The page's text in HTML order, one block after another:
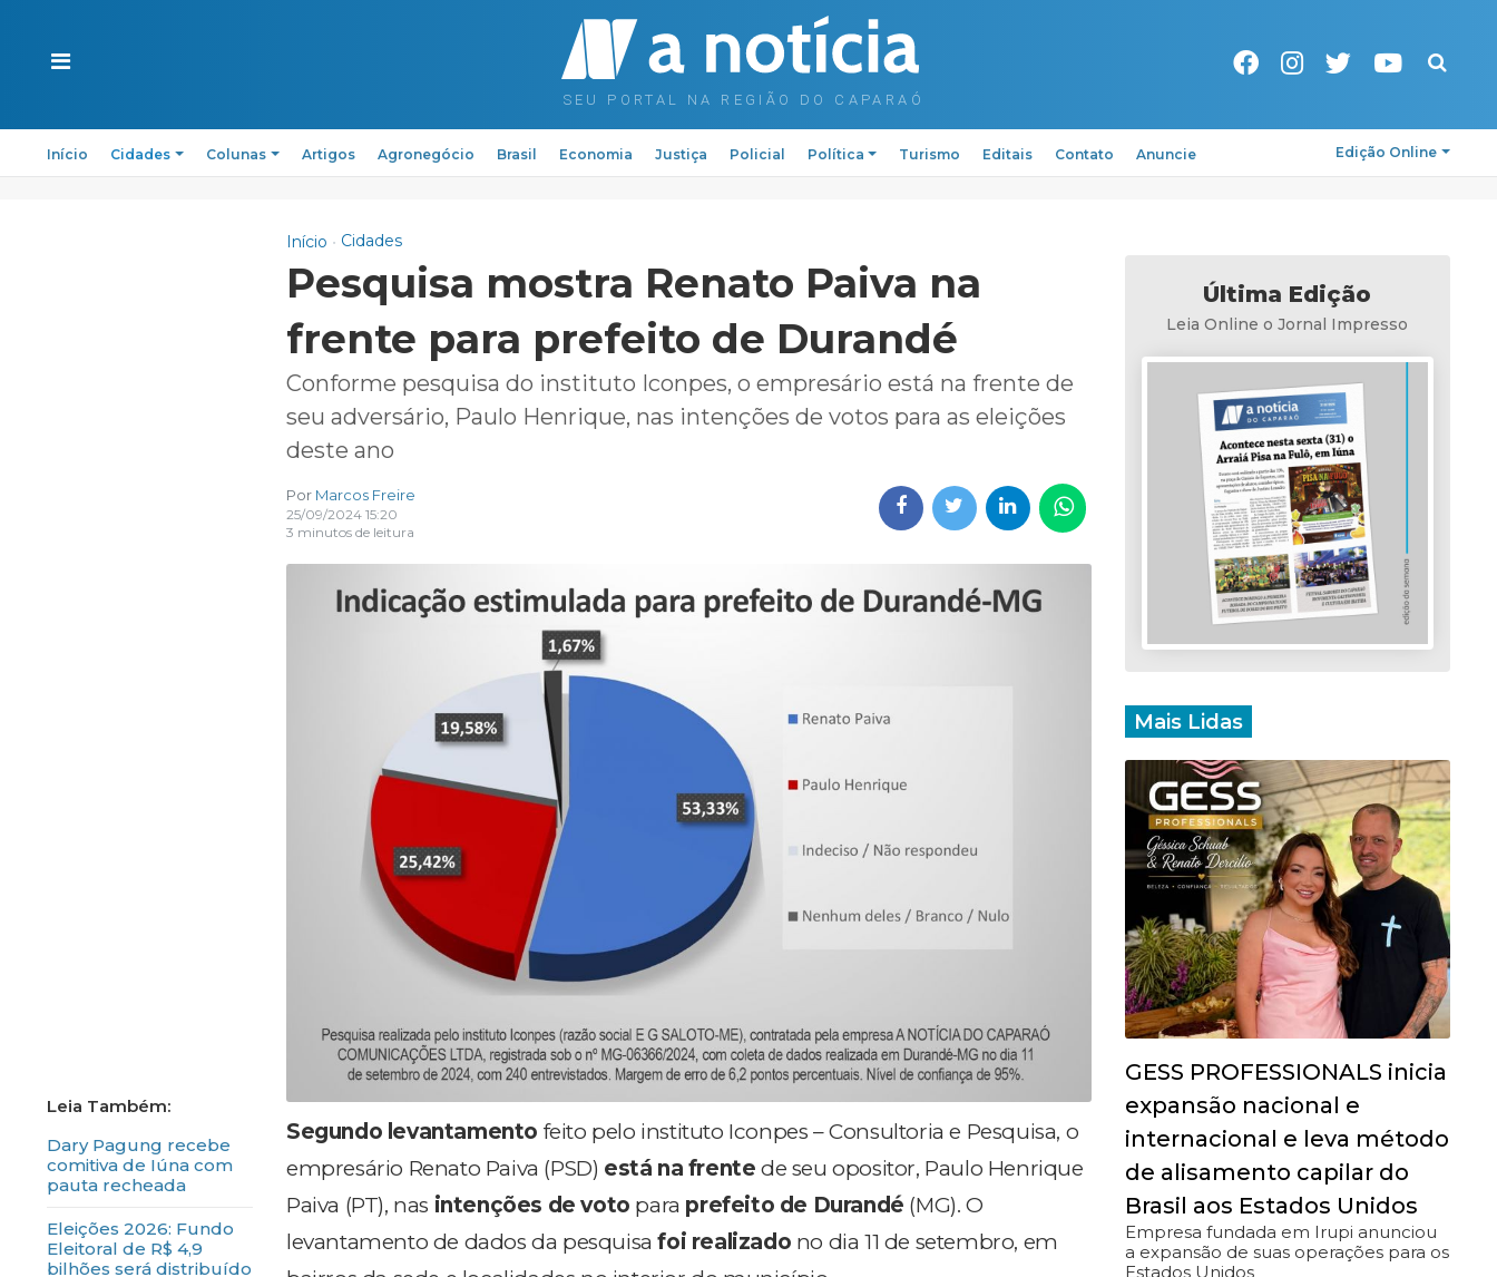
Pesquisa
Início Cidades Colunas Artigos Agronegócio Brasil Economia Justiça Policial Política Turismo Editais Contato Anuncie Edição Online
Dary Pagung recebe
comitiva de Iúna com
pauta recheada
Eleições 2026: Fundo
Eleitoral de R$ 4,9
bilhões será distribuído
Início Cidades
Pesquisa mostra Renato Paiva na
frente para prefeito de Durandé
Conforme pesquisa do instituto Iconpes, o empresário está na frente de
seu adversário, Paulo Henrique, nas intenções de votos para as eleições
deste ano
Por Marcos Freire
25/09/2024 15:20
3 minutos de leitura
Segundo levantamento feito pelo instituto Iconpes – Consultoria e Pesquisa, o
empresário Renato Paiva (PSD) está na frente de seu opositor, Paulo Henrique
Paiva (PT), nas intenções de voto para prefeito de Durandé (MG). O
levantamento de dados da pesquisafoi realizado no dia 11 de setembro, em
Última Edição
Leia Online o Jornal Impresso
Mais Lidas
GESS PROFESSIONALS inicia
expansão nacional e
internacional e leva método
de alisamento capilar do
Brasil aos Estados Unidos
Empresa fundada em Irupi anunciou
a expansão de suas operações para os
Estados Unidos